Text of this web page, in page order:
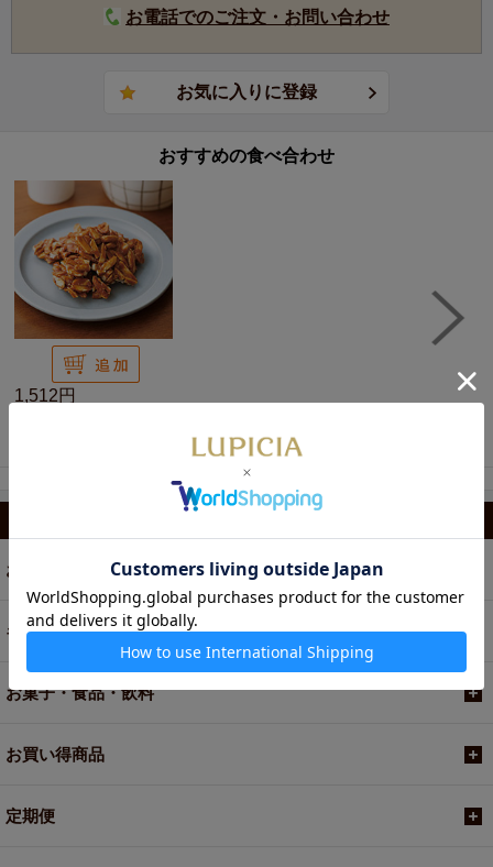
お電話でのご注文・お問い合わせ
おすすめの食べ合わせ
1,512円
お茶
ギフト
お菓子・食品・飲料
お買い得商品
定期便